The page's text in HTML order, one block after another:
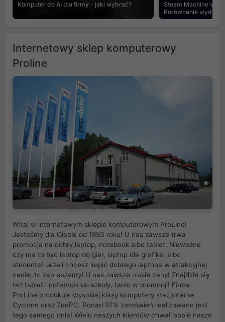
Komputer do AI dla firmy - jaki wybrać?
Steam Machine vs
Porównanie
Internetowy sklep komputerowy
Proline
Witaj w internetowym sklepie komputerowym ProLine!
Jesteśmy dla Ciebie od 1993 roku! U nas zawsze trwa
promocja na dobry laptop, notebook albo tablet. Nieważne
czy ma to być laptop do gier, laptop dla grafika, albo
studenta! Jeżeli chcesz kupić dobrego laptopa w atrakcyjnej
cenie, to zapraszamy! U nas zawsze niskie ceny! Znajdzie się
też tablet i notebook do szkoły, tanio w promocji! Firma
ProLine produkuje wysokiej klasy komputery stacjonarne
Cyclone oraz ZenPC. Ponad 97% zamówień realizowane jest
tego samego dnia! Wielu naszych klientów chwali sobie nasze